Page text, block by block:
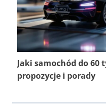
Jaki samochód do 60
propozycje i porady